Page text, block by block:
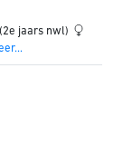
jaars nwl)